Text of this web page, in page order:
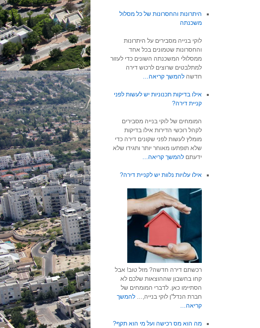
היתרונות והחסרונות של כל מסלול
משכנתה
לוקי בנייה מסבירים על היתרונות
והחסרונות שטמונים בכל אחד
ממסלולי המשכנתה השונים כדי לעזור
למתלבטים שרוצים לרכוש דירה
חדשה להמשך קריאה…
אילו בדיקות תכנוניות יש לעשות לפני
קניית דירה?
המומחים של לוקי בנייה מסבירים
לקהל רוכשי הדירות אילו בדיקות
מומלץ לעשות לפני שקונים דירה כדי
שלא תופתעו מאוחר יותר ותגידו שלא
ידעתם להמשך קריאה…
אילו עלויות נלוות יש לקניית דירה?
רכשתם דירה חדשה? מזל טוב! אבל
קחו בחשבון שההוצאות שלכם לא
הסתיימו כאן. לדברי המומחים של
חברת הנדל"ן לוקי בנייה,… להמשך
קריאה…
מה הוא מס רכישה ועל מי הוא תקף?